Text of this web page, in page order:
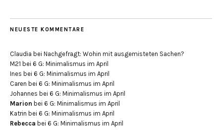
NEUESTE KOMMENTARE
Claudia bei Nachgefragt: Wohin mit ausgemisteten Sachen?
M21 bei 6 G: Minimalismus im April
Ines bei 6 G: Minimalismus im April
Caren bei 6 G: Minimalismus im April
Johannes bei 6 G: Minimalismus im April
Marion bei 6 G: Minimalismus im April
Katrin bei 6 G: Minimalismus im April
Rebecca bei 6 G: Minimalismus im April